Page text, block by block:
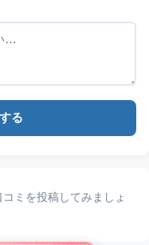
る
ミを投稿してみましょ